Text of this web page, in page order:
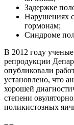
Задержке
Нарушениях
гормонам;
Синдроме
В 2012 году
репродукции
опубликовали
установлено, что
хорошей
степени
поликистозных